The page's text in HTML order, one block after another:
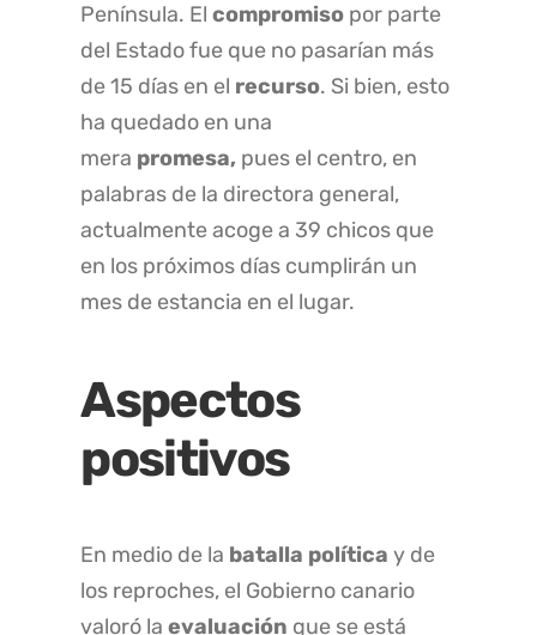
Península. Elcompromiso por parte
del Estado fue que no pasarían más
de 15 días en el recurso. Si bien, esto
ha quedado en una
mera promesa, pues el centro, en
palabras de la directora general,
actualmente acoge a 39 chicos que
en los próximos días cumplirán un
mes de estancia en el lugar.
Aspectos
positivos
En medio de la batalla política y de
los reproches, el Gobierno canario
valoró laevaluación que se está